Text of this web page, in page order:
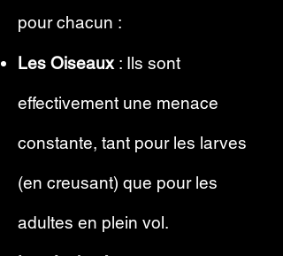
pour chacun :
Les Oiseaux : Ils sont
effectivement une menace
constante, tant pour les larves
(en creusant) que pour les
adultes en plein vol.